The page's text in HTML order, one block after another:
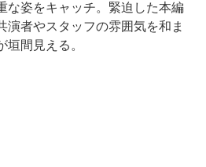
な姿をキャッチ。緊迫した本編
演者やスタッフの雰囲気を和ま
間見える。